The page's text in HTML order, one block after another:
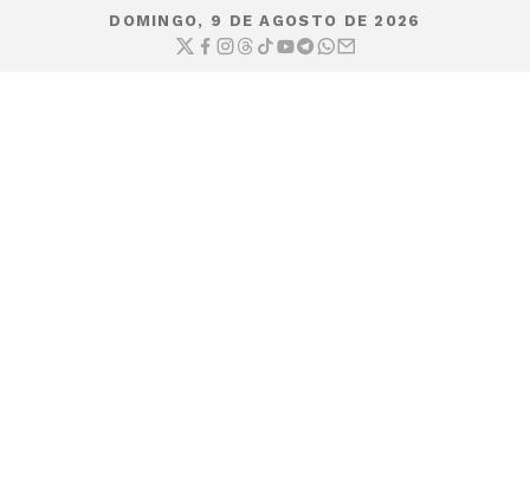
DOMINGO, 9 DE AGOSTO DE 2026